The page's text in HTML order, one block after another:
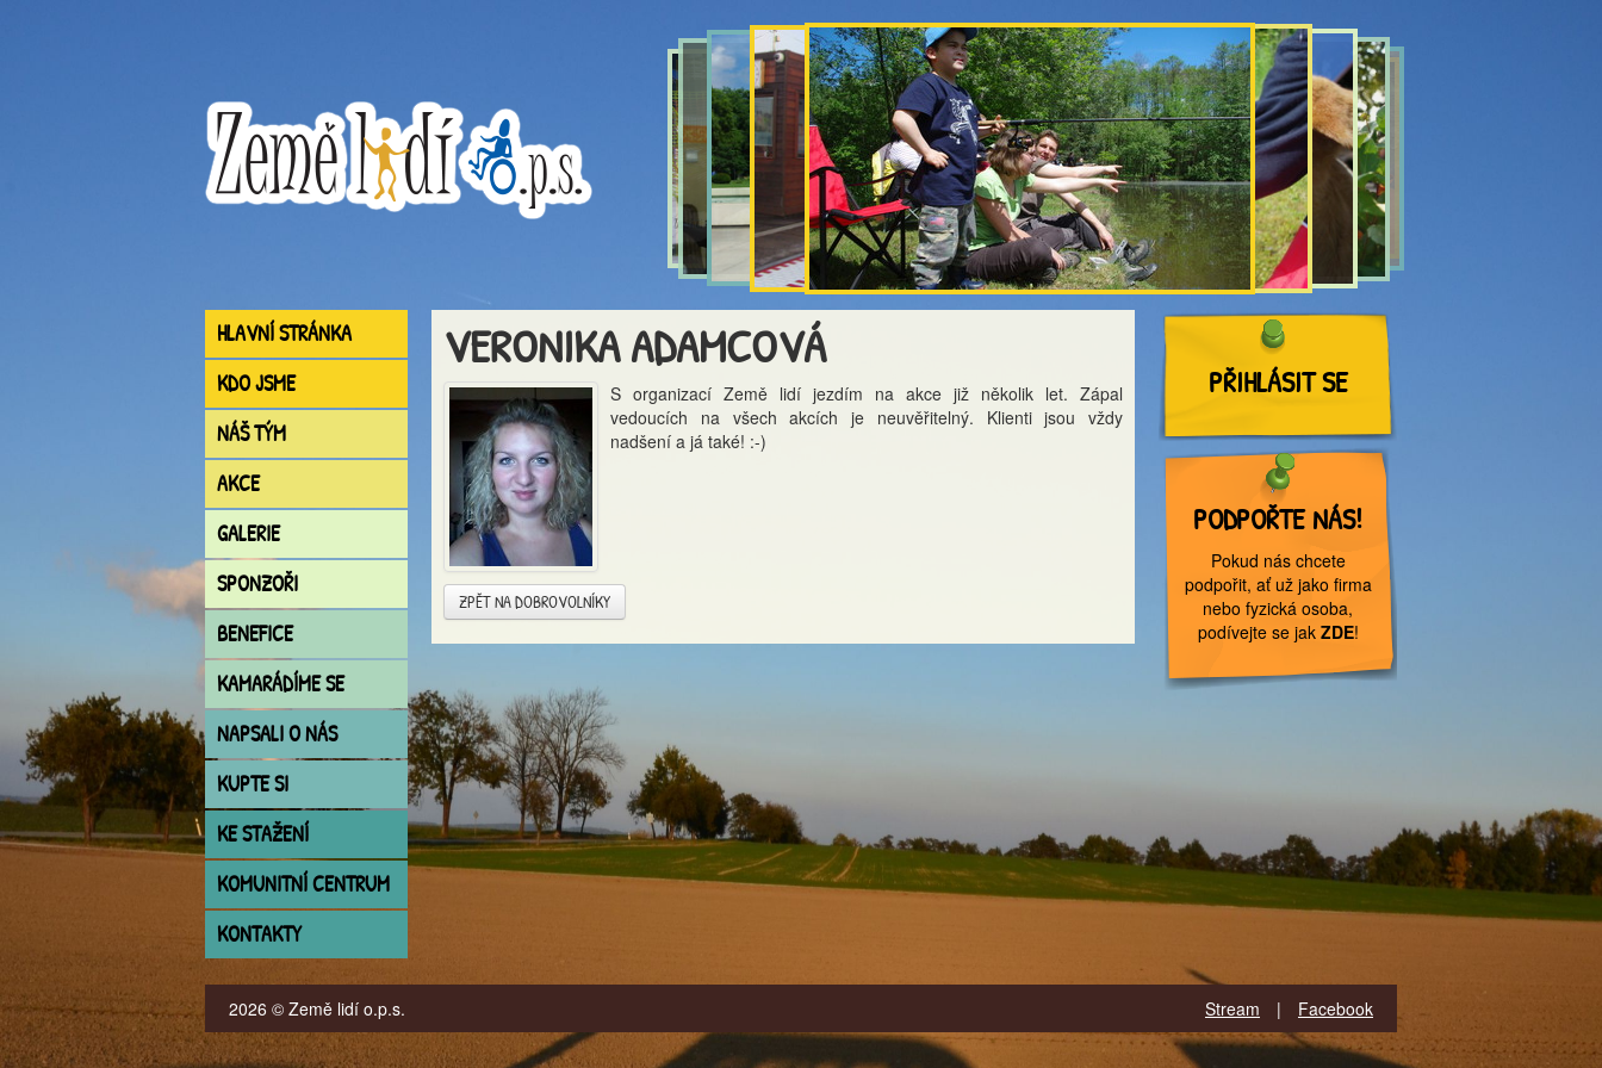
HLAVNÍ STRÁNKA
KDO JSME
NÁŠ TÝM
AKCE
GALERIE
SPONZOŘI
BENEFICE
KAMARÁDÍME SE
NAPSALI O NÁS
KUPTE SI
KE STAŽENÍ
KOMUNITNÍ CENTRUM
KONTAKTY
VERONIKA ADAMCOVÁ
S organizací Země lidí jezdím na akce již několik let. Zápal
vedoucích na všech akcích je neuvěřitelný. Klienti jsou vždy
nadšení a já také! :-)
ZPĚT NA DOBROVOLNÍKY
PŘIHLÁSIT SE
PODPOŘTE NÁS!
Pokud nás chcete
podpořit, ať už jako firma
nebo fyzická osoba,
podívejte se jak ZDE!
2026 © Země lidí o.p.s. Stream | Facebook